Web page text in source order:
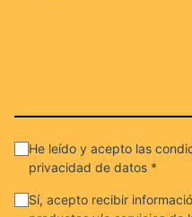
He leído y acepto las
privacidad de datos *
Sí, acepto recibir